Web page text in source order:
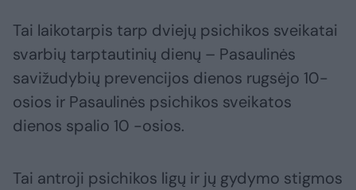
Tai laikotarpis tarp dviejų psichikos sveikatai
svarbių tarptautinių dienų – Pasaulinės
savižudybių prevencijos dienos rugsėjo 10-
osios ir Pasaulinės psichikos sveikatos
dienos spalio 10 -osios.
Tai antroji psichikos ligų ir jų gydymo stigmos